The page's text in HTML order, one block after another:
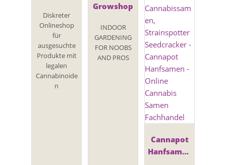
Diskreter
Onlineshop
für
ausgesuchte
Produkte mit
legalen
Cannabinoide
n
Growshop
INDOOR
GARDENING
FOR NOOBS
AND PROS
Cannapot
Hanfsamen